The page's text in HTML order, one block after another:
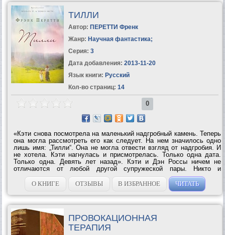
ТИЛЛИ
Автор: ПЕРЕТТИ Френк
Жанр: Научная фантастика;
Серия: 3
Дата добавления: 2013-11-20
Язык книги: Русский
Кол-во страниц: 14
0
«Кэти снова посмотрела на маленький надгробный камень. Теперь
она могла рассмотреть его как следует. На нем значилось одно
лишь имя: „Тилли“. Она не могла отвести взгляд от надгробия. И
не хотела. Кэти нагнулась и присмотрелась. Только одна дата.
Только одна. Девять лет назад». Кэти и Дэн Россы ничем не
отличаются от любой другой супружеской пары. Никто и
предположить не может, какие тайны хранятся глубоко в их
душах, пока внимание...
О КНИГЕ ОТЗЫВЫ В ИЗБРАННОЕ ЧИТАТЬ
ПРОВОКАЦИОННАЯ
ТЕРАПИЯ